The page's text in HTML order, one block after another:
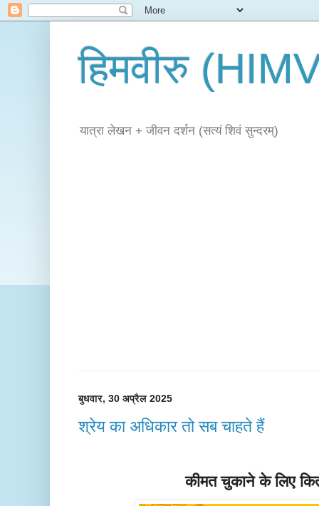
हिमवीरु
यात्रा लेखन + जीवन दर्शन (सत्यं शिवं सुन्दरम्)
बुधवार, 30 अप्रैल 2025
श्रेय का अधिकार तो सब चाहते हैं
कीमत चुकाने के लिए